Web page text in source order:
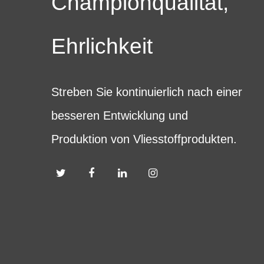
Ehrlichkeit
Streben Sie kontinuierlich nach einer
besseren Entwicklung und
Produktion von Vliesstoffprodukten.